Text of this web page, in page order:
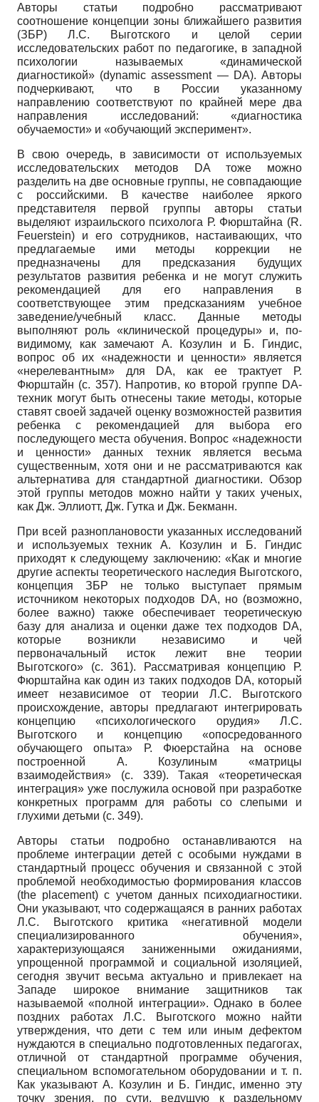
Авторы статьи подробно рассматривают
соотношение концепции зоны ближайшего развития
(ЗБР) Л.С. Выготского и целой серии
исследовательских работ по педагогике, в западной
психологии называемых «динамической
диагностикой» (dynamic assessment — DA). Авторы
подчеркивают, что в России указанному
направлению соответствуют по крайней мере два
направления исследований: «диагностика
обучаемости» и «обучающий эксперимент».
В свою очередь, в зависимости от используемых
исследовательских методов DA тоже можно
разделить на две основные группы, не совпадающие
с российскими. В качестве наиболее яркого
представителя первой группы авторы статьи
выделяют израильского психолога Р. Фюрштайна (R.
Feuerstein) и его сотрудников, настаивающих, что
предлагаемые ими методы коррекции не
предназначены для предсказания будущих
результатов развития ребенка и не могут служить
рекомендацией для его направления в
соответствующее этим предсказаниям учебное
заведение/учебный класс. Данные методы
выполняют роль «клинической процедуры» и, по-
видимому, как замечают А. Козулин и Б. Гиндис,
вопрос об их «надежности и ценности» является
«нерелевантным» для DA, как ее трактует Р.
Фюрштайн (с. 357). Напротив, ко второй группе DA-
техник могут быть отнесены такие методы, которые
ставят своей задачей оценку возможностей развития
ребенка с рекомендацией для выбора его
последующего места обучения. Вопрос «надежности
и ценности» данных техник является весьма
существенным, хотя они и не рассматриваются как
альтернатива для стандартной диагностики. Обзор
этой группы методов можно найти у таких ученых,
как Дж. Эллиотт, Дж. Гутка и Дж. Бекманн.
При всей разноплановости указанных исследований
и используемых техник А. Козулин и Б. Гиндис
приходят к следующему заключению: «Как и многие
другие аспекты теоретического наследия Выготского,
концепция ЗБР не только выступает прямым
источником некоторых подходов DA, но (возможно,
более важно) также обеспечивает теоретическую
базу для анализа и оценки даже тех подходов DA,
которые возникли независимо и чей
первоначальный исток лежит вне теории
Выготского» (с. 361). Рассматривая концепцию Р.
Фюрштайна как один из таких подходов DA, который
имеет независимое от теории Л.С. Выготского
происхождение, авторы предлагают интегрировать
концепцию «психологического орудия» Л.С.
Выготского и концепцию «опосредованного
обучающего опыта» Р. Фюерстайна на основе
построенной А. Козулиным «матрицы
взаимодействия» (с. 339). Такая «теоретическая
интеграция» уже послужила основой при разработке
конкретных программ для работы со слепыми и
глухими детьми (с. 349).
Авторы статьи подробно останавливаются на
проблеме интеграции детей с особыми нуждами в
стандартный процесс обучения и связанной с этой
проблемой необходимостью формирования классов
(the placement) с учетом данных психодиагностики.
Они указывают, что содержащаяся в ранних работах
Л.С. Выготского критика «негативной модели
специализированного обучения»,
характеризующаяся заниженными ожиданиями,
упрощенной программой и социальной изоляцией,
сегодня звучит весьма актуально и привлекает на
Западе широкое внимание защитников так
называемой «полной интеграции». Однако в более
поздних работах Л.С. Выготского можно найти
утверждения, что дети с тем или иным дефектом
нуждаются в специально подготовленных педагогах,
отличной от стандартной программе обучения,
специальном вспомогательном оборудовании и т. п.
Как указывают А. Козулин и Б. Гиндис, именно эту
точку зрения, по сути, ведущую к раздельному